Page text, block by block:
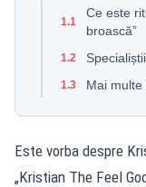
1.1
Ce este
broască”
1.2
1.3 Mai
Este vorba despre
„Kristian The Feel